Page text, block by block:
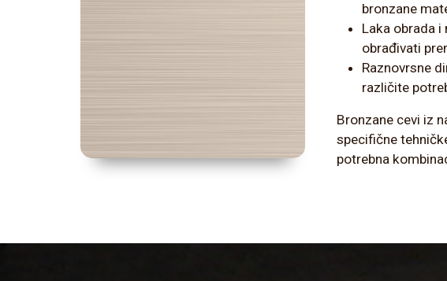
bronzane
Laka obrada
obrađivati
Raznovrsne
različite
Bronzane cevi iz
specifične
potrebna